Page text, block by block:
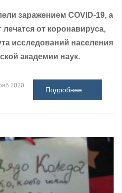
заражением COVID-19, а
от коронавируса,
исследований населения
академии наук.
2020
Подробнее ...